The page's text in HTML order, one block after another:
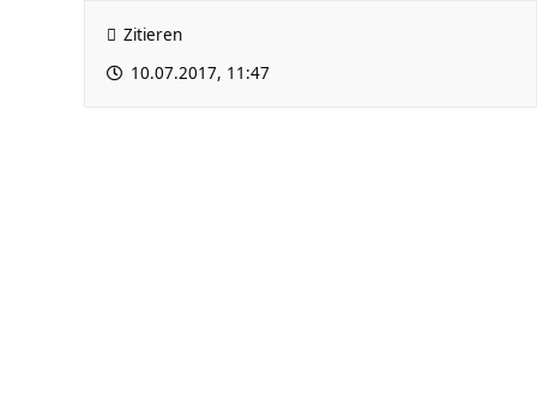
Zitieren
10.07.2017, 11:47